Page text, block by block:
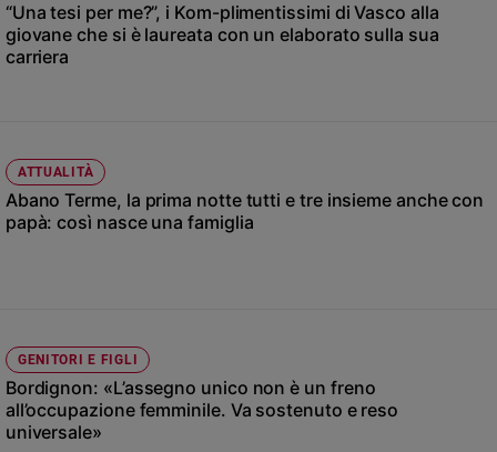
giorno
Santo
del
e
valori
Ambiente
e
Aziende
di
valore
Caso
della
“Una tesi per me?”, i Kom-plimentissimi di Vasco alla
giovane che si è laureata con un elaborato sulla sua
carriera
ATTUALITÀ
Abano Terme, la prima notte tutti e tre insieme anche con
papà: così nasce una famiglia
GENITORI E FIGLI
Bordignon: «L’assegno unico non è un freno
all’occupazione femminile. Va sostenuto e reso
universale»